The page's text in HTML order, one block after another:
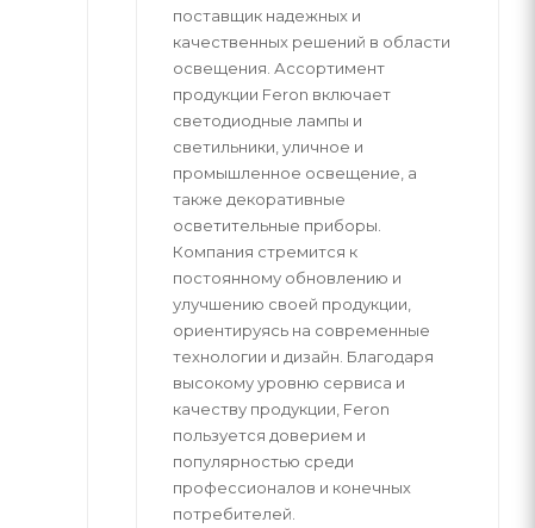
поставщик надежных и
качественных решений в области
освещения. Ассортимент
продукции Feron включает
светодиодные лампы и
светильники, уличное и
промышленное освещение, а
также декоративные
осветительные приборы.
Компания стремится к
постоянному обновлению и
улучшению своей продукции,
ориентируясь на современные
технологии и дизайн. Благодаря
высокому уровню сервиса и
качеству продукции, Feron
пользуется доверием и
популярностью среди
профессионалов и конечных
потребителей.